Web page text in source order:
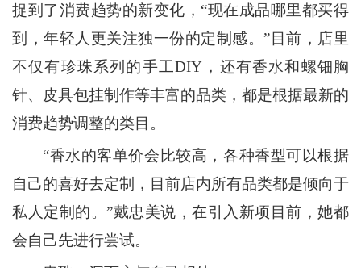
捉到了消费趋势的新变化，“现在成品哪里都买得
到，年轻人更关注独一份的定制感。”目前，店里
不仅有珍珠系列的手工DIY，还有香水和螺钿胸
针、皮具包挂制作等丰富的品类，都是根据最新的
消费趋势调整的类目。
“香水的客单价会比较高，各种香型可以根据
自己的喜好去定制，目前店内所有品类都是倾向于
私人定制的。”戴忠美说，在引入新项目前，她都
会自己先进行尝试。